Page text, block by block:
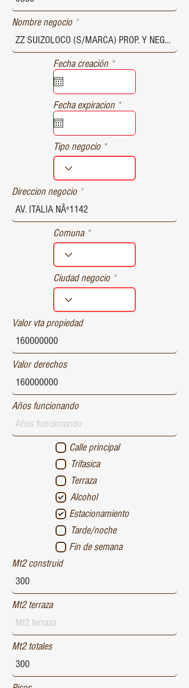
Nombre negocio
Fecha creación *r
e
u
i
d
Fecha expiracion *r
e
u
r
d
Tipo negocio
Direccion negocio
Comuna
Ciudad negocio
Valor vta propiedad
Valor derechos
Años funcionando
Calle principal
Trifasica
Terraza
Alcohol
Estacionamiento
Tarde/noche
Fin de semana
Mt2 construid
Mt2 terraza
Mt2 totales